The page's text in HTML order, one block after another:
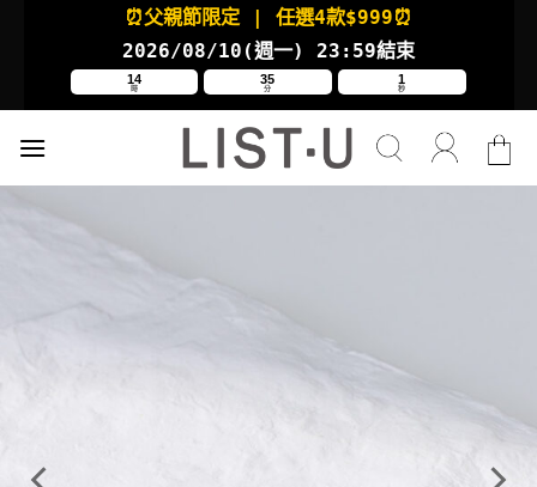
⏰父親節限定 | 任選4款$999⏰
2026/08/10(週一) 23:59結束
14
時
35
分
0
秒